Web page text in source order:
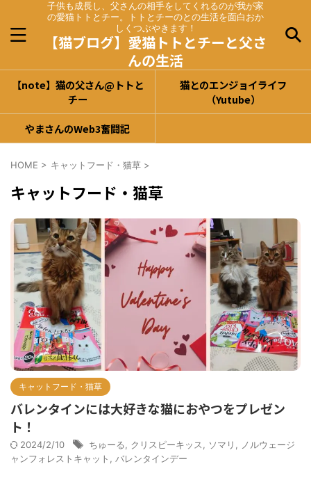
子供も成長し、父さんの相手をしてくれるのが我が家
の愛猫トトとチー。トトとチーのとの生活を面白おか
しくつぶやきます！
【猫ブログ】愛猫トトとチーと父さ
んの生活
【note】猫の父さん@トトと
チー
猫とのエンジョイライフ
（Yutube）
やまさんのWeb3奮闘記
HOME > キャットフード・猫草 >
キャットフード・猫草
キャットフード・猫草
バレンタインには大好きな猫におやつをプレゼン
ト！
2024/2/10 ちゅーる, クリスピーキッス, ソマリ , ノルウェージ
ャンフォレストキャット , バレンタインデー